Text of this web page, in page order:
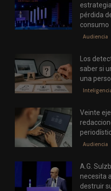
pérdida
consumo
Audiencia
Los
saber si
una
Veinte
Audiencia
A.G.
necesita
destruir